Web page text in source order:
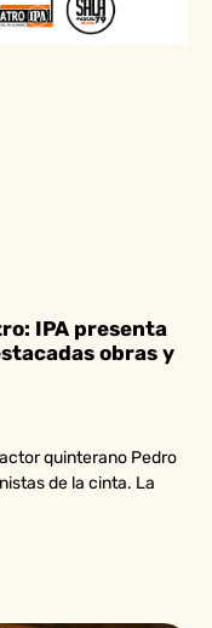
IPA presenta
obras y
quinterano Pedro
de la cinta. La